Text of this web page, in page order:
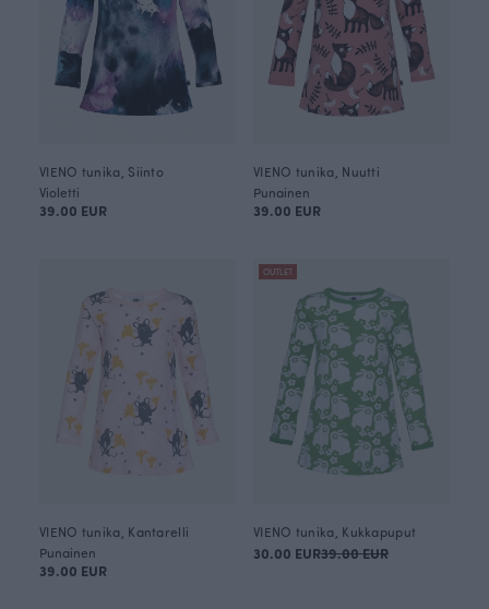
VIENO tunika, Siinto
Violetti
39.00 EUR
VIENO tunika, Nuutti
Punainen
39.00 EUR
VIENO tunika, Kantarelli
Punainen
39.00 EUR
OUTLET
VIENO tunika, Kukkapuput
30.00 EUR39.00 EUR